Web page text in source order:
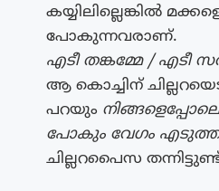
കയ്യിലില്ലെങ്കിൽ
പോകുന്നവരാണ്.
എടീ തങ്കമ്മേ / എടീ
ആ കൊച്ചിന്
പറയും
പോകും വേഗം
ചില്ലറപൈസ